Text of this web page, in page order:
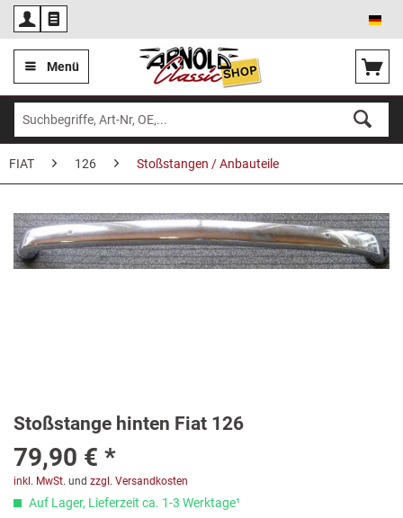
Menü
FIAT 126 Stoßstangen / Anbauteile
Stoßstange hinten Fiat 126
79,90 € *
inkl. MwSt. und zzgl. Versandkosten
Auf Lager, Lieferzeit ca. 1-3 Werktage¹